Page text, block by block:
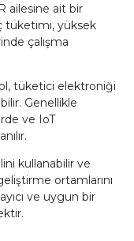
ailesine ait bir
tüketimi, yüksek
çalışma
tüketici elektroniği
Genellikle
ve IoT
kullanabilir ve
ortamlarını
ve uygun bir